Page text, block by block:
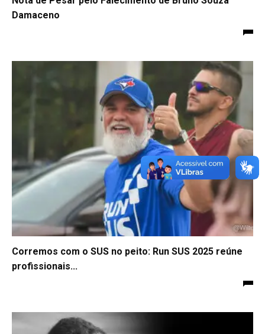
Damaceno
Corremos com o SUS no peito: Run SUS 2025 reúne
profissionais...